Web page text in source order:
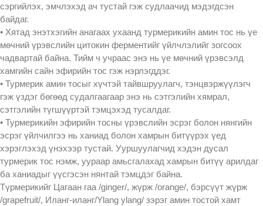
сэргийлэх, эмчлэхэд ач тустай гэж судлаачид мэдэгдсэн
байдаг.
• Хятад энэтхэгийн анагаах ухаанд турмерикийн амин тос нь үе
мөчний үрэвслийн цитокин ферментийг үйлчлэлийг зогсоох
чадвартай байна. Тийм ч учраас энэ нь үе мөчний үрэвсэлд
хамгийн сайн эфирийн тос гэж нэрлэгддэг.
• Турмерик амин тосыг хүчтэй тайвшруулагч, тэнцвэржүүлэгч
гэж үздэг бөгөөд судалгаагаар энэ нь сэтгэлийн хямрал,
сэтгэлийн түгшүүртэй тэмцэхэд тусалдаг.
• Турмерикийн эфирийн тосны үрэвслийн эсрэг болон нянгийн
эсрэг үйлчилгээ нь ханиад болон хамрын битүүрэх үед
хэрэглэхэд үнэхээр тустай. Ууршуулагчид хэдэн дусал
турмерик тос нэмж, уураар амьсгалахад хамрын битүү арилдаг
ба ханиадыг үүсгэсэн нянтай тэмцдэг байна.
Түрмерикийг Цагаан гаа /ginger/, жүрж /orange/, бэрсүүт жүрж
/grapefruit/, Иланг-иланг/Ylang ylang/ зэрэг амин тостой хамт